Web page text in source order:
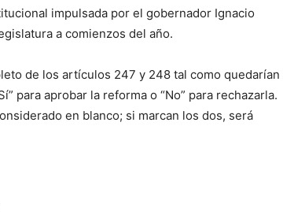
impulsada por el gobernador Ignacio
a comienzos del año.
de los artículos 247 y 248 tal como quedarían
para aprobar la reforma o “No” para rechazarla.
en blanco; si marcan los dos, será